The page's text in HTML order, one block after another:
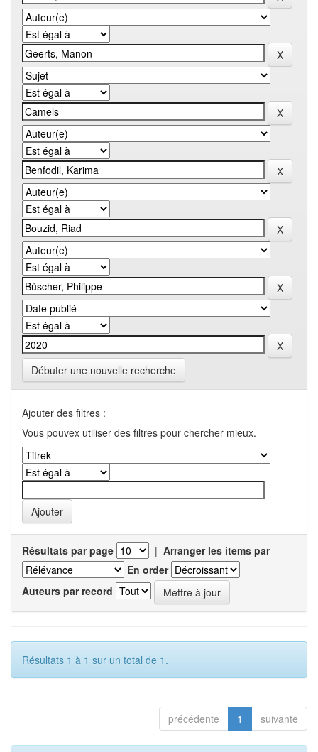
Débuter une nouvelle recherche
Ajouter des filtres :
Vous pouvex utiliser des filtres pour chercher mieux.
Résultats par page | Arranger les items par
En order
Auteurs par record
Résultats 1 à 1 sur un total de 1.
précédente 1 suivante